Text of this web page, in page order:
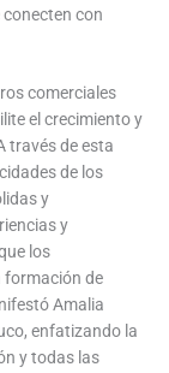
con
comerciales
el crecimiento y
través de esta
de los
y
y
los
formación de
Amalia
enfatizando la
y todas las